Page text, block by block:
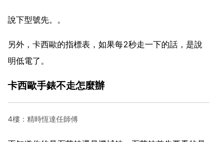
說下型號先。。
另外，卡西歐的指標表，如果每2秒走一下的話，是說
明低電了。
卡西歐手錶不走怎麼辦
4樓：精時恆達任師傅